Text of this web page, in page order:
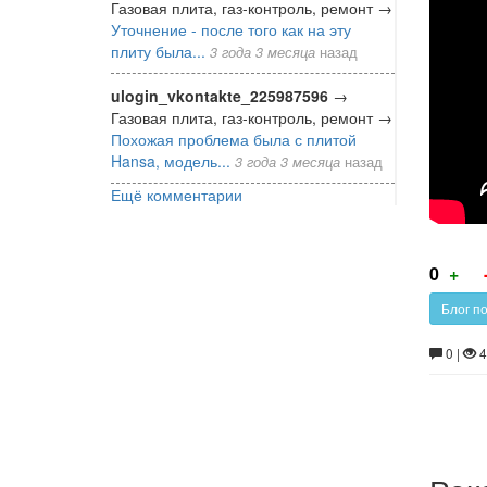
Газовая плита, газ-контроль, ремонт →
Уточнение - после того как на эту
плиту была... 3 года 3 месяца назад
ulogin_vkontakte_225987596 →
Газовая плита, газ-контроль, ремонт →
Похожая проблема была с плитой
Hansa, модель... 3 года 3 месяца назад
Ещё комментарии
0 +
Блог
0 |